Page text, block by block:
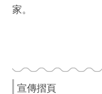
家。
宣傳摺頁